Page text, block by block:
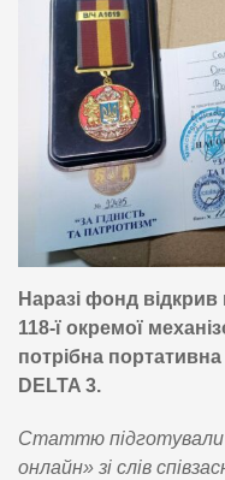
Наразі фонд
118-ї окремої
потрібна
DELTA 3.
Статтю підготували
онлайн» зі слів